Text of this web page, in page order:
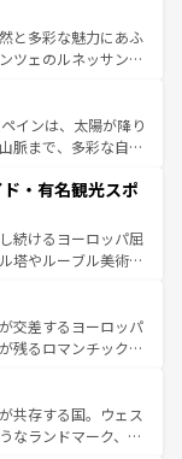
と多彩な魅力にあふ
ツェのルネッサンス
アマルフィ海岸の絶
の合間には、本場の
理を堪能することも
い旅をしてみよう！
インは、太陽が降り
脈まで、多彩な自然
ラメンコ、熱気あふ
活の一部となってい
気や、バルセロナの
代ローマ遺跡や中世
るスペインはその個
する。 なお、新着のスペイン情報は コ
・有名観光スポ
続けるヨーロッパ屈
塔やルーブル美術館
な宮殿、歴史的な大
然が、訪れる者を心
の国としても知ら
ス、プロヴァンスの
しみ方が可能だ。さ
ており、どの街角に
交差するヨーロッパ
残るロマンチック街
きることがない。ベ
アルプスの絶景、そ
風景は必見。ビール
共存する国。ウェス
なランドマーク、歴